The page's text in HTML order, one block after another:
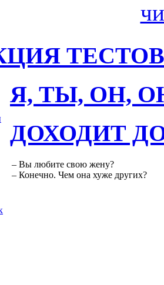
ТЕСТОВ
Я, ТЫ, ОН,
ДОХОДИТ
– Вы любите свою жену?
– Конечно. Чем она хуже других?